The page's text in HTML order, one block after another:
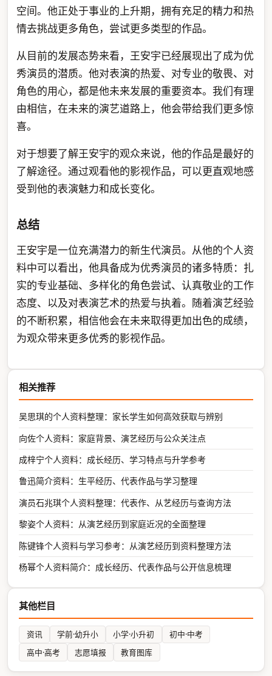
空间。他正处于事业的上升期，拥有充足的精力和热
情去挑战更多角色，尝试更多类型的作品。
从目前的发展态势来看，王安宇已经展现出了成为优
秀演员的潜质。他对表演的热爱、对专业的敬畏、对
角色的用心，都是他未来发展的重要资本。我们有理
由相信，在未来的演艺道路上，他会带给我们更多惊
喜。
对于想要了解王安宇的观众来说，他的作品是最好的
了解途径。通过观看他的影视作品，可以更直观地感
受到他的表演魅力和成长变化。
总结
王安宇是一位充满潜力的新生代演员。从他的个人资
料中可以看出，他具备成为优秀演员的诸多特质：扎
实的专业基础、多样化的角色尝试、认真敬业的工作
态度、以及对表演艺术的热爱与执着。随着演艺经验
的不断积累，相信他会在未来取得更加出色的成绩，
为观众带来更多优秀的影视作品。
相关推荐
吴思琪的个人资料整理：家长学生如何高效获取与辨别
向佐个人资料：家庭背景、演艺经历与公众关注点
成梓宁个人资料：成长经历、学习特点与升学参考
鲁迅简介资料：生平经历、代表作品与学习整理
演员石兆琪个人资料整理：代表作、从艺经历与查询方法
黎姿个人资料：从演艺经历到家庭近况的全面整理
陈键锋个人资料与学习参考：从演艺经历到资料整理方法
杨幂个人资料简介：成长经历、代表作品与公开信息梳理
其他栏目
资讯 学前·幼升小 小学·小升初
初中·中考
高中·高考
志愿填报 教育图库